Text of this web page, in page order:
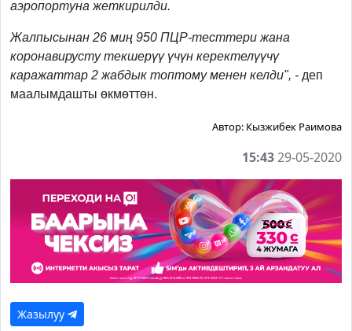
аэропортуна жеткирилди.
Жалпысынан 26 миң 950 ПЦР-тесттери жана
коронавирусту текшерүү үчүн керектелүүчү
каражаттар 2 жабдык топтому менен келди", - деп
маалымдашты өкмөттөн.
Автор: Кызжибек Раимова
15:4329-05-2020
Жазылуу